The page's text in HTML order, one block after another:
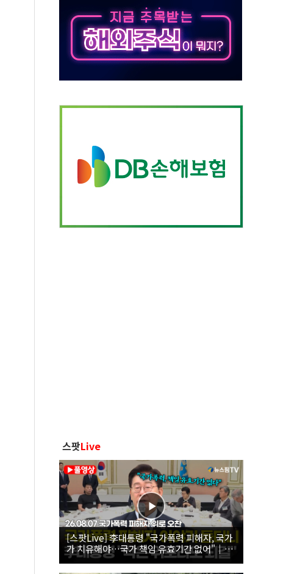
익 1101억 '흑자전환'
스팟Live
[스팟Live] 李대통령 "국가폭력 피해자, 국가
가 치유해야…국가 책임 유효기간 없어"｜
26.08.07 국가폭력 피해자 위로 오찬